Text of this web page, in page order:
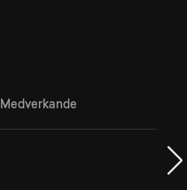
Medverkande